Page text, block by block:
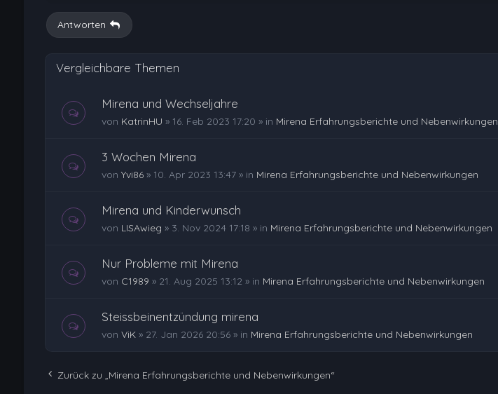
Antworten
Vergleichbare Themen
Mirena und Wechseljahre
von KatrinHU » 16. Feb 2023 17:20 » in Mirena Erfahrungsberichte und Nebenwirkungen
3 Wochen Mirena
von Yvi86» 10. Apr 2023 13:47» in Mirena Erfahrungsberichte und Nebenwirkungen
Mirena und Kinderwunsch
von LISAwieg » 3. Nov 2024 17:18 » in Mirena Erfahrungsberichte und Nebenwirkungen
Nur Probleme mit Mirena
von C1989 » 21. Aug 2025 13:12 » in Mirena Erfahrungsberichte und Nebenwirkungen
Steissbeinentzündung mirena
von ViK» 27. Jan 2026 20:56» in Mirena Erfahrungsberichte und Nebenwirkungen
Zurück zu „Mirena Erfahrungsberichte und Nebenwirkungen“